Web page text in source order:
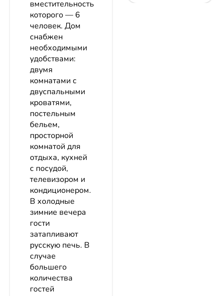
вместительность
которого — 6
человек. Дом
снабжен
необходимыми
удобствами:
двумя
комнатами с
двуспальными
кроватями,
постельным
бельем,
просторной
комнатой для
отдыха, кухней
с посудой,
телевизором и
кондиционером.
В холодные
зимние вечера
гости
затапливают
русскую печь. В
случае
большего
количества
гостей